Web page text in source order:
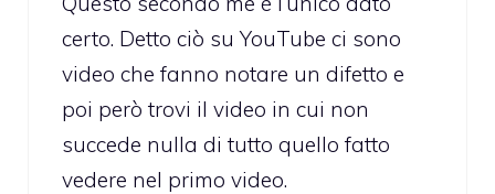
certo. Detto ciò su YouTube ci sono
video che fanno notare un difetto e
poi però trovi il video in cui non
succede nulla di tutto quello fatto
vedere nel primo video.